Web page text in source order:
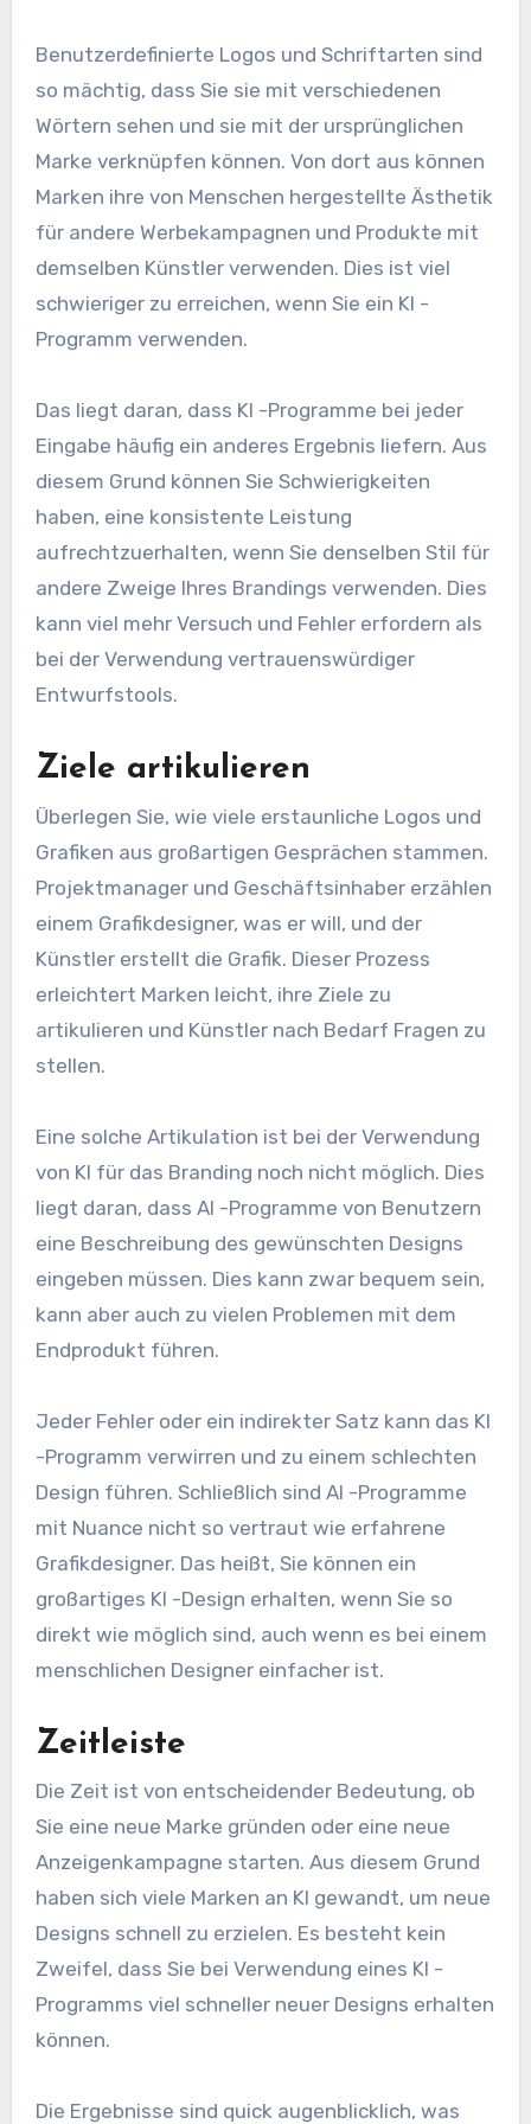
Benutzerdefinierte Logos und Schriftarten sind
so mächtig, dass Sie sie mit verschiedenen
Wörtern sehen und sie mit der ursprünglichen
Marke verknüpfen können. Von dort aus können
Marken ihre von Menschen hergestellte Ästhetik
für andere Werbekampagnen und Produkte mit
demselben Künstler verwenden. Dies ist viel
schwieriger zu erreichen, wenn Sie ein KI -
Programm verwenden.
Das liegt daran, dass KI -Programme bei jeder
Eingabe häufig ein anderes Ergebnis liefern. Aus
diesem Grund können Sie Schwierigkeiten
haben, eine konsistente Leistung
aufrechtzuerhalten, wenn Sie denselben Stil für
andere Zweige Ihres Brandings verwenden. Dies
kann viel mehr Versuch und Fehler erfordern als
bei der Verwendung vertrauenswürdiger
Entwurfstools.
Ziele artikulieren
Überlegen Sie, wie viele erstaunliche Logos und
Grafiken aus großartigen Gesprächen stammen.
Projektmanager und Geschäftsinhaber erzählen
einem Grafikdesigner, was er will, und der
Künstler erstellt die Grafik. Dieser Prozess
erleichtert Marken leicht, ihre Ziele zu
artikulieren und Künstler nach Bedarf Fragen zu
stellen.
Eine solche Artikulation ist bei der Verwendung
von KI für das Branding noch nicht möglich. Dies
liegt daran, dass AI -Programme von Benutzern
eine Beschreibung des gewünschten Designs
eingeben müssen. Dies kann zwar bequem sein,
kann aber auch zu vielen Problemen mit dem
Endprodukt führen.
Jeder Fehler oder ein indirekter Satz kann das KI
-Programm verwirren und zu einem schlechten
Design führen. Schließlich sind AI -Programme
mit Nuance nicht so vertraut wie erfahrene
Grafikdesigner. Das heißt, Sie können ein
großartiges KI -Design erhalten, wenn Sie so
direkt wie möglich sind, auch wenn es bei einem
menschlichen Designer einfacher ist.
Zeitleiste
Die Zeit ist von entscheidender Bedeutung, ob
Sie eine neue Marke gründen oder eine neue
Anzeigenkampagne starten. Aus diesem Grund
haben sich viele Marken an KI gewandt, um neue
Designs schnell zu erzielen. Es besteht kein
Zweifel, dass Sie bei Verwendung eines KI -
Programms viel schneller neuer Designs erhalten
können.
Die Ergebnisse sind quick augenblicklich, was